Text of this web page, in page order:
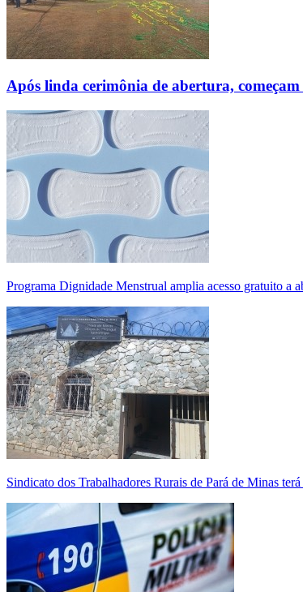
Após linda cerimônia de abertura,
Programa Dignidade Menstrual amplia acesso gratuito a
Sindicato dos Trabalhadores Rurais de Pará de Minas